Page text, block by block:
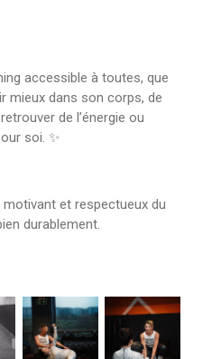
accessible à toutes, que
mieux dans son corps, de
de l’énergie ou
soi. ✨
et respectueux du
durablement.